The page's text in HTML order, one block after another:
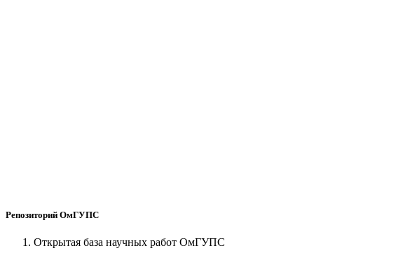
Репозиторий ОмГУПС
Открытая база научных работ ОмГУПС